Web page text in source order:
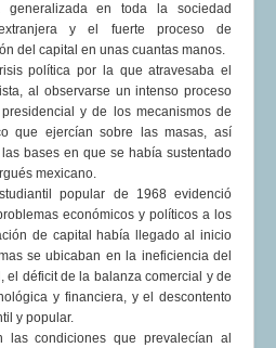
generalizada en toda la sociedad
y el fuerte proceso de
del capital en unas cuantas manos.
política por la que atravesaba el
al observarse un intenso proceso
y de los mecanismos de
que ejercían sobre las masas, así
bases en que se había sustentado
mexicano.
popular de 1968 evidenció
económicos y políticos a los
de capital había llegado al inicio
se ubicaban en la ineficiencia del
el déficit de la balanza comercial y de
y financiera, y el descontento
y popular.
las condiciones que prevalecían al